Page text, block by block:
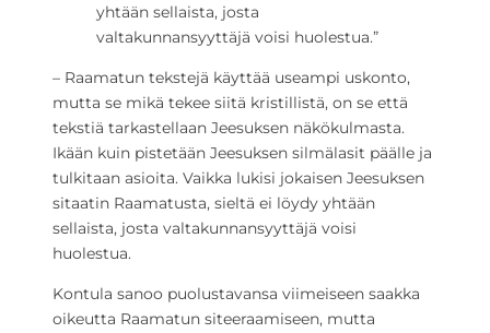
yhtään sellaista, josta
valtakunnansyyttäjä voisi huolestua.”
– Raamatun tekstejä käyttää useampi uskonto,
mutta se mikä tekee siitä kristillistä, on se että
tekstiä tarkastellaan Jeesuksen näkökulmasta.
Ikään kuin pistetään Jeesuksen silmälasit päälle ja
tulkitaan asioita. Vaikka lukisi jokaisen Jeesuksen
sitaatin Raamatusta, sieltä ei löydy yhtään
sellaista, josta valtakunnansyyttäjä voisi
huolestua.
Kontula sanoo puolustavansa viimeiseen saakka
oikeutta Raamatun siteeraamiseen, mutta